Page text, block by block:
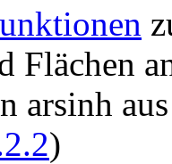
Flächen
arsinh
)